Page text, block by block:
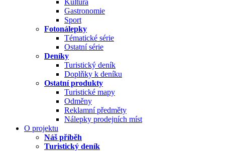
Kultura
Gastronomie
Sport
Fotonálepky
Tématické série
Ostatní série
Deníky
Turistický deník
Doplňky k deníku
Ostatní produkty
Turistické mapy
Odměny
Reklamní předměty
Nálepky prodejních míst
O projektu
Náš příběh
Turistický deník